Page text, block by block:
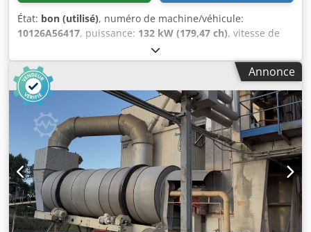
État: bon (utilisé), numéro de machine/véhicule:
10126A56417, puissance: 132 kW (179,47 ch), vitesse de
, tension d'entrée:
courant d'entrée:228 A, poids total:1 020 kg, longueur
totale:1 200 mm
, hauteur totale:
1 100 mm, Moteur AMMANN, type SEV-315M4 Dcodstt
Auuspfx Anfok Spécifications techniques : Modèle : SEV-
315M4 Fabricant : AMMANN Puissance nominale : 132 kW
Tension de service 50 Hz : 400 V Vitesse de rotation
nominale : 1.490 l/min Pour plus de détails, voir photos &
plaque signalétique État : Marchandise d'occasion, révisée
en stock. Contenu de la livraison : 1 europalette avec 1
moteur
Annonce